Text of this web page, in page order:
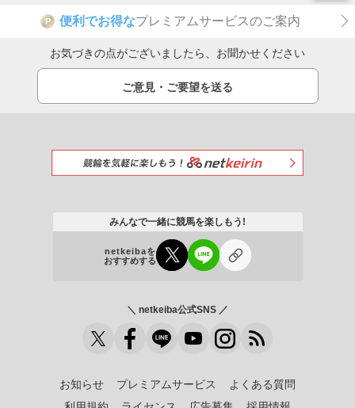
P 便利でお得なプレミアムサービスのご案内
お気づきの点がございましたら、お聞かせください
ご意見・ご要望を送る
みんなで一緒に競馬を楽しもう!
netkeibaを
おすすめする
＼ netkeiba公式SNS ／
お知らせ プレミアムサービス
よくある質問